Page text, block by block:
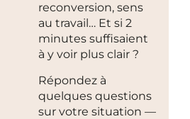
reconversion, sens
au travail… Et si 2
minutes suffisaient
à y voir plus clair ?
Répondez à
quelques questions
sur votre situation —